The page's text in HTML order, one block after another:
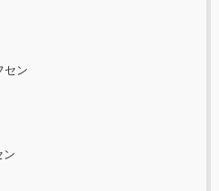
セン
ン